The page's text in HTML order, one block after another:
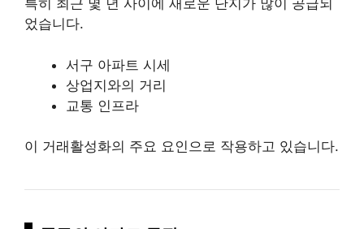
특히 최근 몇 년 사이에 새로운 단지가 많이 공급되
었습니다.
서구 아파트 시세
상업지와의 거리
교통 인프라
이 거래활성화의 주요 요인으로 작용하고 있습니다.